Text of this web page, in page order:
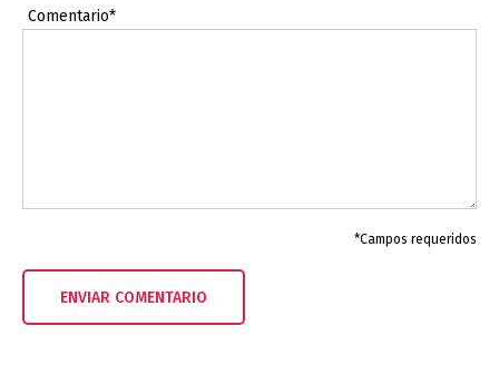
Comentario*
*Campos requeridos